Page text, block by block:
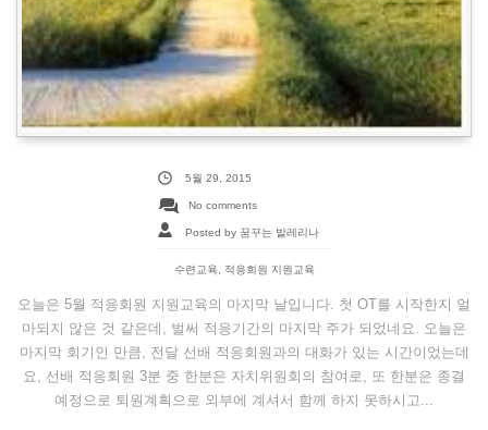
5월 29, 2015
No comments
Posted by 꿈꾸는 발레리나
수련교육, 적응회원 지원교육
오늘은 5월 적응회원 지원교육의 마지막 날입니다. 첫 OT를 시작한지 얼
마되지 않은 것 같은데, 벌써 적응기간의 마지막 주가 되었네요. 오늘은
마지막 회기인 만큼, 전달 선배 적응회원과의 대화가 있는 시간이었는데
요, 선배 적응회원 3분 중 한분은 자치위원회의 참여로, 또 한분은 종결
예정으로 퇴원계획으로 외부에 계셔서 함께 하지 못하시고...